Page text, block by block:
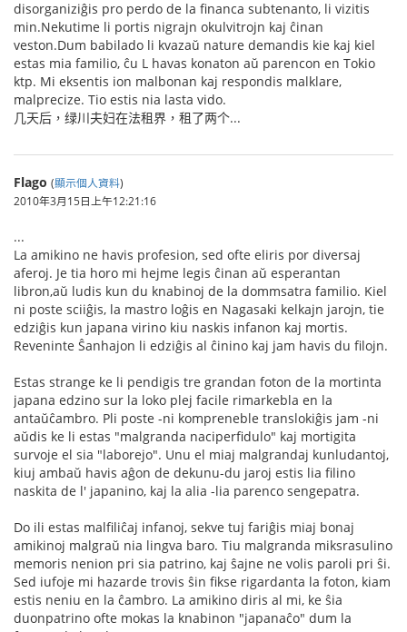
disorganiziĝis pro perdo de la financa subtenanto, li vizitis
min.Nekutime li portis nigrajn okulvitrojn kaj ĉinan
veston.Dum babilado li kvazaŭ nature demandis kie kaj kiel
estas mia familio, ĉu L havas konaton aŭ parencon en Tokio
ktp. Mi eksentis ion malbonan kaj respondis malklare,
malprecize. Tio estis nia lasta vido.
几天后，绿川夫妇在法租界，租了两个...
Flago (顯示個人資料)
2010年3月15日上午12:21:16
...
La amikino ne havis profesion, sed ofte eliris por diversaj
aferoj. Je tia horo mi hejme legis ĉinan aŭ esperantan
libron,aŭ ludis kun du knabinoj de la dommsatra familio. Kiel
ni poste sciiĝis, la mastro loĝis en Nagasaki kelkajn jarojn, tie
edziĝis kun japana virino kiu naskis infanon kaj mortis.
Reveninte Ŝanhajon li edziĝis al ĉinino kaj jam havis du filojn.
Estas strange ke li pendigis tre grandan foton de la mortinta
japana edzino sur la loko plej facile rimarkebla en la
antaŭĉambro. Pli poste -ni kompreneble translokiĝis jam -ni
aŭdis ke li estas "malgranda naciperfidulo" kaj mortigita
survoje el sia "laborejo". Unu el miaj malgrandaj kunludantoj,
kiuj ambaŭ havis aĝon de dekunu-du jaroj estis lia filino
naskita de l' japanino, kaj la alia -lia parenco sengepatra.
Do ili estas malfiliĉaj infanoj, sekve tuj fariĝis miaj bonaj
amikinoj malgraŭ nia lingva baro. Tiu malgranda miksrasulino
memoris nenion pri sia patrino, kaj ŝajne ne volis paroli pri ŝi.
Sed iufoje mi hazarde trovis ŝin fikse rigardanta la foton, kiam
estis neniu en la ĉambro. La amikino diris al mi, ke ŝia
duonpatrino ofte mokas la knabinon "japanaĉo" dum la